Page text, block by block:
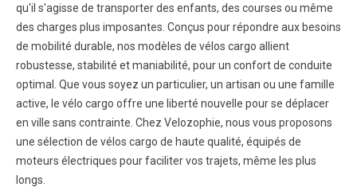
qu'il s'agisse de transporter des enfants, des courses ou même
des charges plus imposantes. Conçus pour répondre aux besoins
de mobilité durable, nos modèles de vélos cargo allient
robustesse, stabilité et maniabilité, pour un confort de conduite
optimal. Que vous soyez un particulier, un artisan ou une famille
active, le vélo cargo offre une liberté nouvelle pour se déplacer
en ville sans contrainte. Chez Velozophie, nous vous proposons
une sélection de vélos cargo de haute qualité, équipés de
moteurs électriques pour faciliter vos trajets, même les plus
longs.